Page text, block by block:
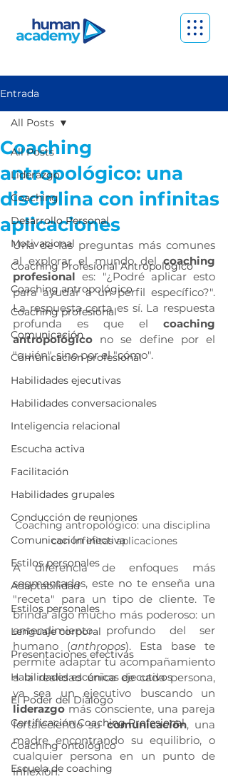
Entrada
All Posts
Liderazgo
Coaching
Desarrollo Personal
Motivacional
Coaching Profesional Antropológico
Coaching antropológico
Coaching profesional
Comunicación
Comunicación profesional
Habilidades ejecutivas
Habilidades conversacionales
Inteligencia relacional
Escucha activa
Facilitación
Habilidades grupales
Conducción de reuniones
Comunicación efectiva
Estilos personales
Adaptabilidad
Estilos personales
Lenguaje corporal
Presentaciones efectivas
Habilidades escénicas ejecutivos
El Poder del Diálogo
Certificación Coaching Profesional
Coaching ontológico
Escuela de coaching
All Posts
Coaching
antropológico: una
disciplina con infinitas
aplicaciones
Una de las preguntas más comunes
al explorar el mundo del coaching
profesional es: "¿Podré aplicar esto
para ayudar a un perfil específico?".
La respuesta corta es sí. La respuesta
profunda es que el coaching
antropológico no se define por el
"quién", sino por el "cómo".
Coaching antropológico: una disciplina
con infinitas aplicaciones
A diferencia de enfoques más
segmentados, este no te enseña una
"receta" para un tipo de cliente. Te
brinda algo mucho más poderoso: un
entendimiento profundo del ser
humano (anthropos). Esta base te
permite adaptar tu acompañamiento
a la realidad única de cada persona,
liderazgo más consciente, una pareja
fortaleciendo su comunicación, una
madre encontrando su equilibrio, o
cualquier persona en un punto de
inflexión.